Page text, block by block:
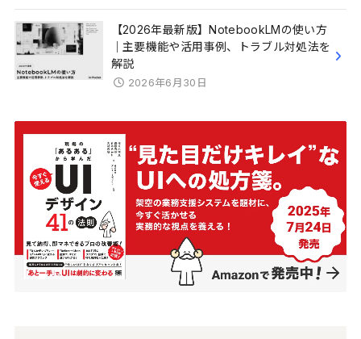
【2026年最新版】NotebookLMの使い方
｜主要機能や活用事例、トラブル対処法を
解説
2026年6月30日